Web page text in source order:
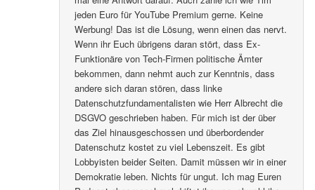
jeden Euro für YouTube Premium gerne. Keine
Werbung! Das ist die Lösung, wenn einen das nervt.
Wenn ihr Euch übrigens daran stört, dass Ex-
Funktionäre von Tech-Firmen politische Ämter
bekommen, dann nehmt auch zur Kenntnis, dass
andere sich daran stören, dass linke
Datenschutzfundamentalisten wie Herr Albrecht die
DSGVO geschrieben haben. Für mich ist der über
das Ziel hinausgeschossen und überbordender
Datenschutz kostet zu viel Lebenszeit. Es gibt
Lobbyisten beider Seiten. Damit müssen wir in einer
Demokratie leben. Nichts für ungut. Ich mag Euren